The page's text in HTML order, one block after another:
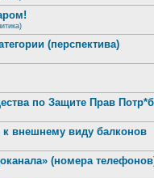
(перспектива)
по Защите Прав
к внешнему виду балконов
(номера